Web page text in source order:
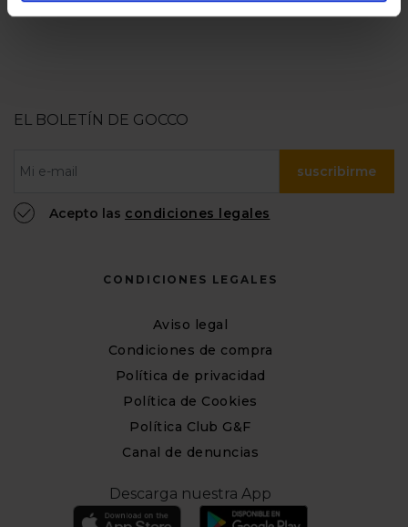
EL BOLETÍN DE GOCCO
suscribirme
Acepto las condiciones legales
CONDICIONES LEGALES
Aviso legal
Condiciones de compra
Política de privacidad
Política de Cookies
Política Club G&F
Canal de denuncias
Descarga nuestra App